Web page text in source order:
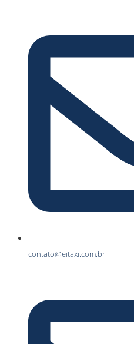
contato@eitaxi.com.br